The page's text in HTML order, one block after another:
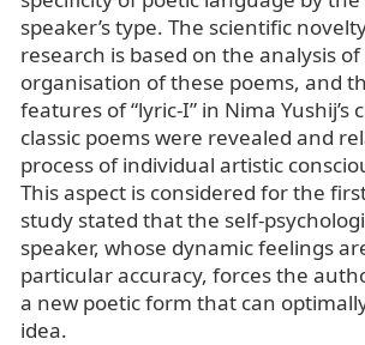
speaker’s type. The scientific
research is based on the analysis
organisation of these poems, and
features of “lyric-I” in Nima Yushij’s
classic poems were revealed and
process of individual artistic
This aspect is considered for the
study stated that the self-
speaker, whose dynamic feelings
particular accuracy, forces the
a new poetic form that can
idea.